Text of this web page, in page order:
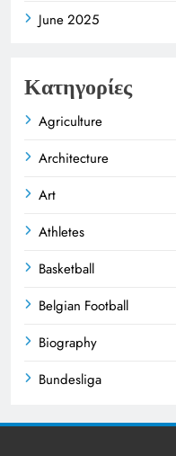
June 2025
Κατηγορίες
Agriculture
Architecture
Art
Athletes
Basketball
Belgian Football
Biography
Bundesliga